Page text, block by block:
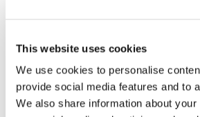
This website uses cookies
We use cookies to personalise
provide social media features and to
We also share information about